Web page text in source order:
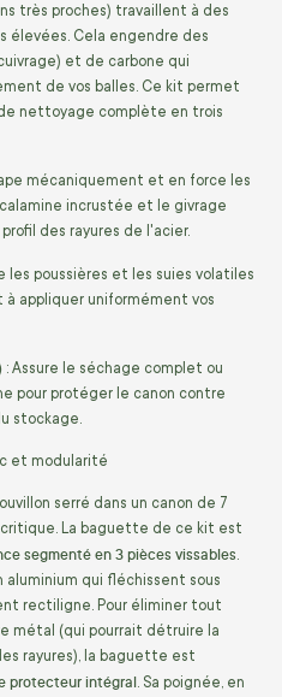
très proches) travaillent à des
élevées. Cela engendre des
et de carbone qui
de vos balles. Ce kit permet
nettoyage complète en trois
mécaniquement et en force les
incrustée et le givrage
des rayures de l'acier.
les poussières et les suies volatiles
appliquer uniformément vos
: Assure le séchage complet ou
pour protéger le canon contre
stockage.
et modularité
serré dans un canon de 7
La baguette de ce kit est
segmenté en 3 pièces vissables
qui fléchissent sous
rectiligne. Pour éliminer tout
métal (qui pourrait détruire la
rayures), la baguette est
protecteur intégral . Sa poignée, en